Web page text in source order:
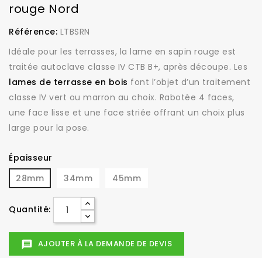
rouge Nord
Référence: LTBSRN
Idéale pour les terrasses, la lame en sapin rouge est
traitée autoclave classe IV CTB B+, après découpe. Les
lames de terrasse en bois font l’objet d’un traitement
classe IV vert ou marron au choix. Rabotée 4 faces,
une face lisse et une face striée offrant un choix plus
large pour la pose.
Épaisseur
28mm
34mm 45mm
Quantité:
message AJOUTER À LA DEMANDE DE DEVIS